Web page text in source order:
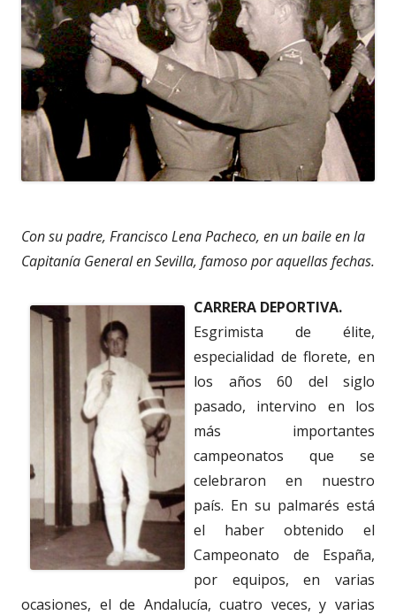
Con su padre, Francisco Lena Pacheco, en un baile en la
Capitanía General en Sevilla, famoso por aquellas fechas.
CARRERA DEPORTIVA.
Esgrimista de élite,
especialidad de florete, en
los años 60 del siglo
pasado, intervino en los
más importantes
campeonatos que se
celebraron en nuestro
país. En su palmarés está
el haber obtenido el
Campeonato de España,
por equipos, en varias
ocasiones, el de Andalucía, cuatro veces, y varias